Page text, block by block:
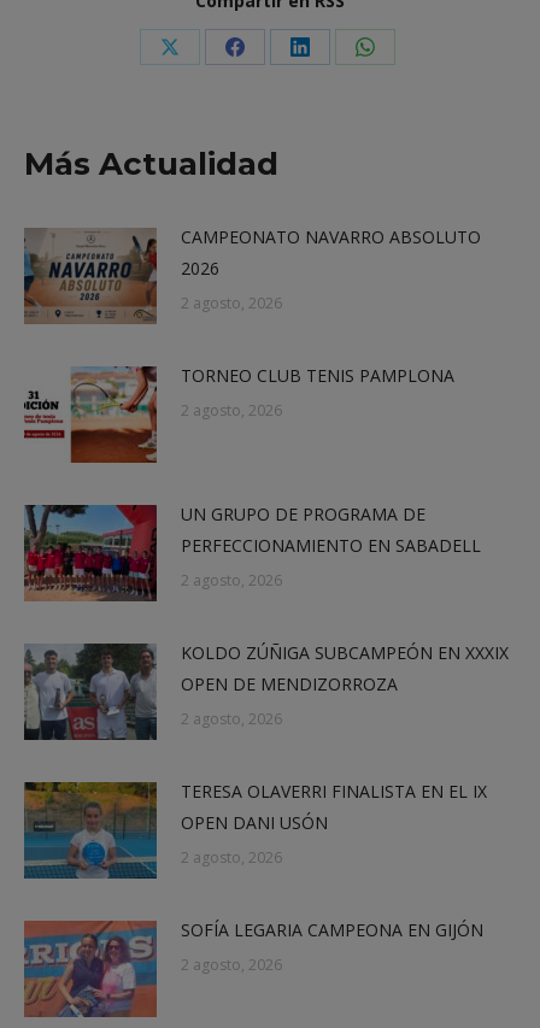
Share Share Share Share
Más Actualidad
CAMPEONATO NAVARRO ABSOLUTO
2026
2 agosto, 2026
TORNEO CLUB TENIS PAMPLONA
2 agosto, 2026
UN GRUPO DE PROGRAMA DE
PERFECCIONAMIENTO EN SABADELL
2 agosto, 2026
KOLDO ZÚÑIGA SUBCAMPEÓN EN XXXIX
OPEN DE MENDIZORROZA
2 agosto, 2026
TERESA OLAVERRI FINALISTA EN EL IX
OPEN DANI USÓN
2 agosto, 2026
SOFÍA LEGARIA CAMPEONA EN GIJÓN
2 agosto, 2026